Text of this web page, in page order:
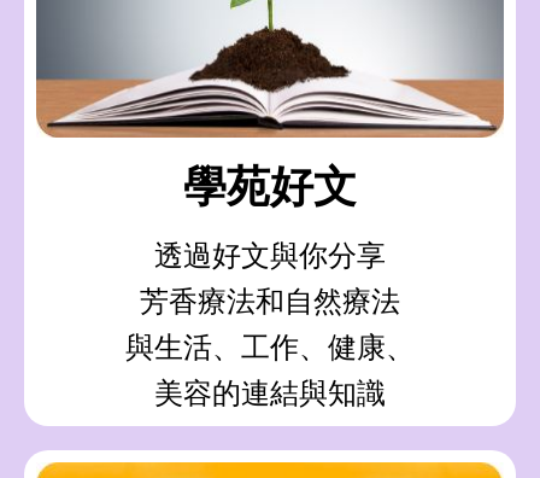
學苑好文
透過好文與你分享
芳香療法和自然療法
與生活、工作、健康、
美容的連結與知識